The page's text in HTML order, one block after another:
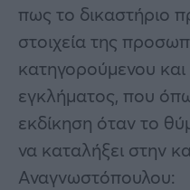
πως το δικαστήριο
στοιχεία της
κατηγορούμενου
εγκλήματος, που
εκδίκηση όταν το
να καταλήξει στην
Αναγνωστόπουλου: